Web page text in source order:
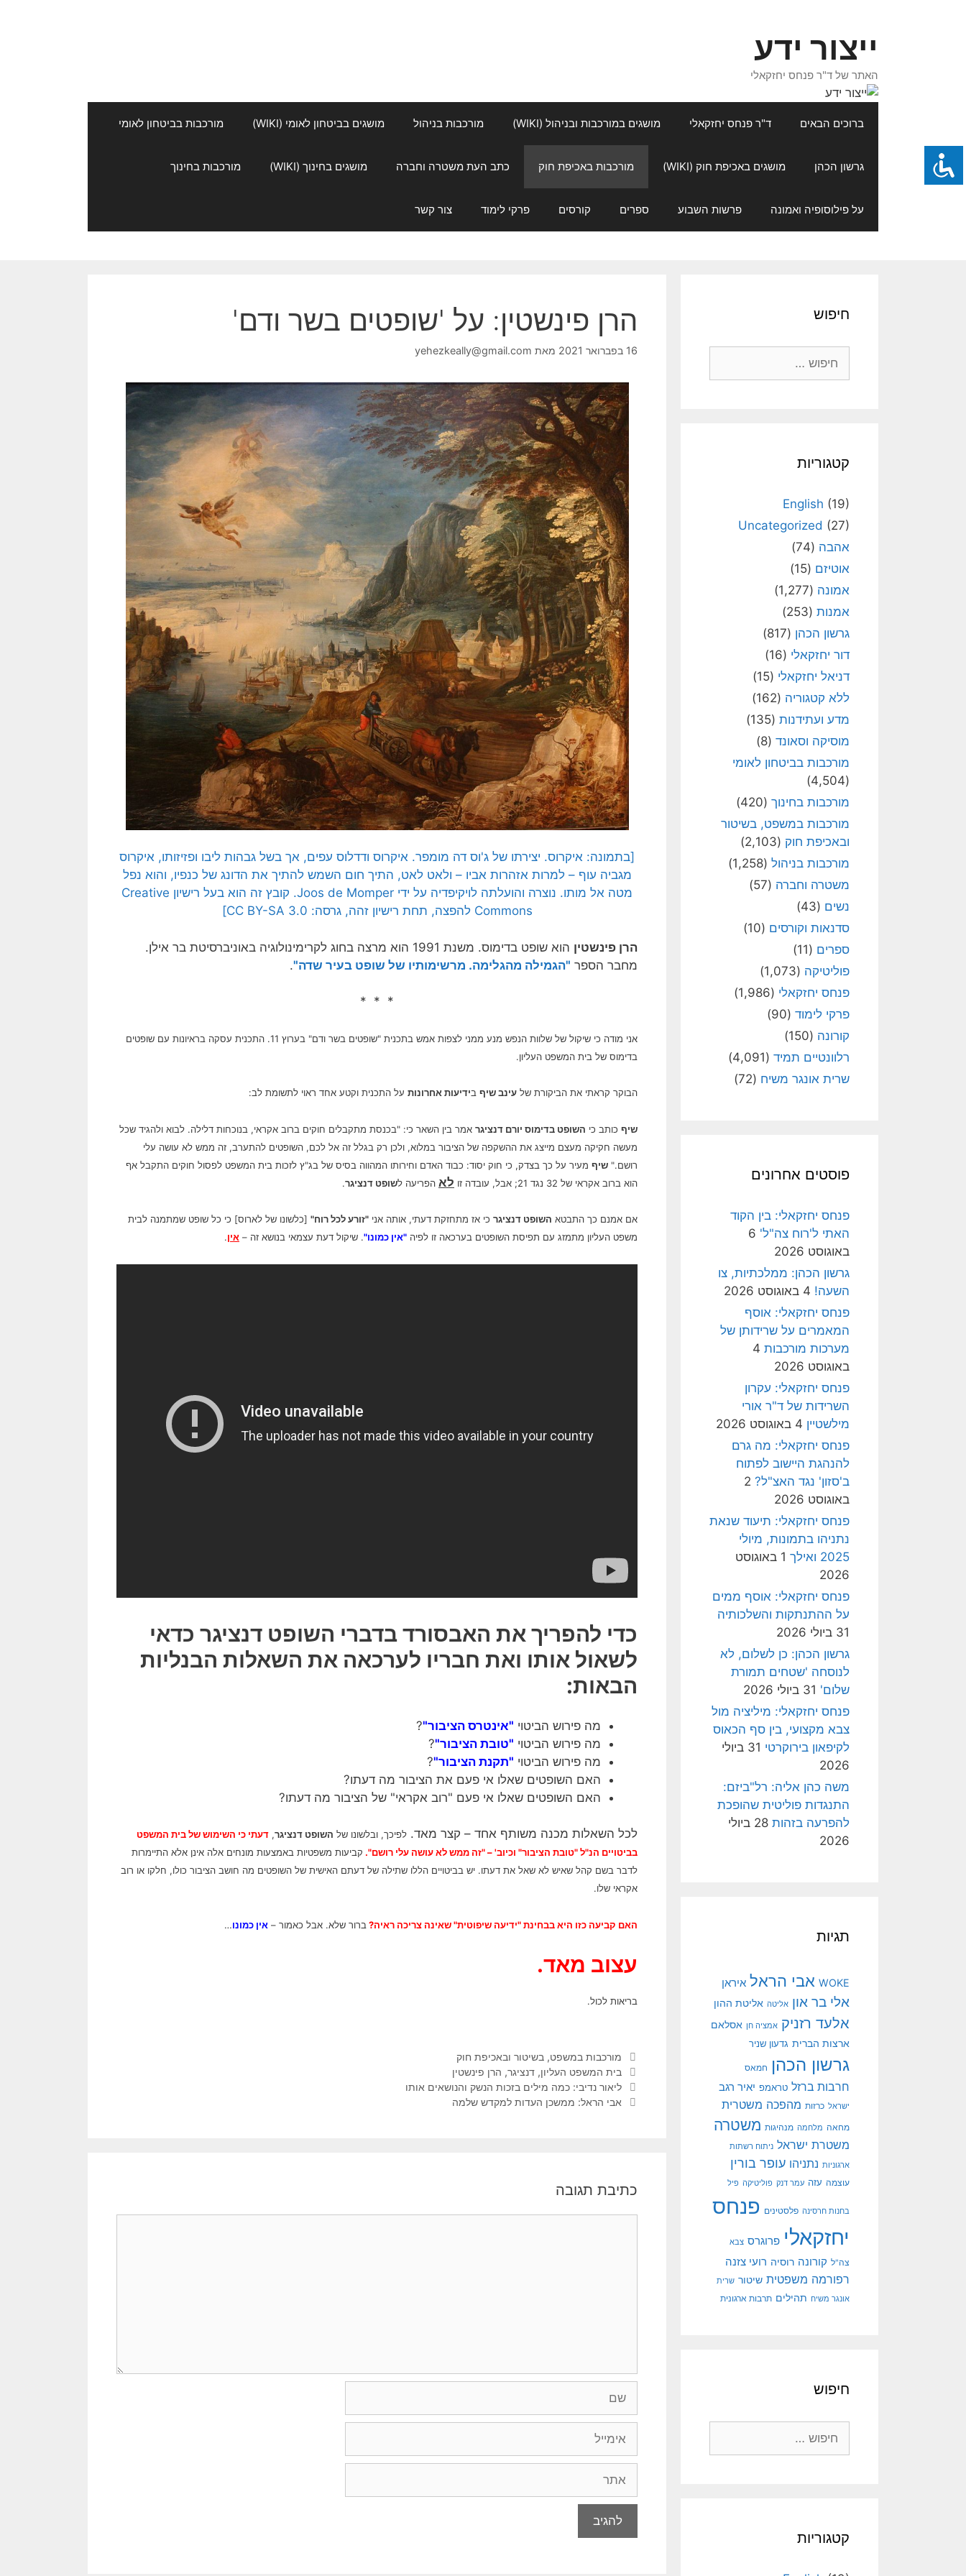
ייצור ידע
האתר של ד"ר פנחס יחזקאלי
ברוכים הבאים ד"ר פנחס יחזקאלי מושגים במורכבות ובניהול (WIKI) מורכבות בניהול מושגים בביטחון לאומי (WIKI) מורכבות בביטחון לאומי
גרשון הכהן מושגים באכיפת חוק (WIKI) מורכבות באכיפת חוק כתב העת משטרה וחברה מושגים בחינוך (WIKI) מורכבות בחינוך
על פילוסופיה ואמונה פרשות השבוע ספרים קורסים פרקי לימוד צור קשר
הרן פינשטין: על 'שופטים בשר ודם'
16 בפברואר 2021 מאת yehezkeally@gmail.com
[בתמונה: איקרוס. יצירתו של ג'וס דה מומפר. איקרוס ודדלוס עפים, אך בשל גבהות ליבו ופזיזותו, איקרוס
מגביה עוף – למרות אזהרות אביו – ולאט לאט, התיך חום השמש להתיך את הדונג של כנפיו, והוא נפל
מטה אל מותו. נוצרה והועלתה לויקיפדיה על ידי Joos de Momper. קובץ זה הוא בעל רישיון Creative
Commons להפצה, תחת רישיון זהה, גרסה: CC BY-SA 3.0]
הרן פינשטין
הוא שופט בדימוס. משנת 1991 הוא מרצה בחוג לקרימינולוגיה באוניברסיטת בר אילן.
מחבר הספר "הגמילה מהגלימה. מרשימותיו של שופט בעיר שדה".
* * *
אני מודה כי שיקול של שלוות הנפש מנע ממני לצפות אמש בתכנית "שופטים בשר ודם" בערוץ 11. התכנית עסקה בראיונות עם שופטים
בדימוס של בית המשפט העליון.
הבוקר קראתי את הביקורת של עינב שיף בידיעות אחרונות על התכנית וקטע אחד ראוי לתשומת לב:
שיף כותב כי השופט בדימוס יורם דנציגר אמר בין השאר כי: "בכנסת מתקבלים חוקים ברוב אקראי, בנוכחות דלילה. לבוא ולהגיד שכל
מעשה חקיקה מעצם מייצג את ההשקפה של הציבור במלוא, ולכן רק בגלל זה אל לכם, השופטים להתערב, זה ממש לא עושה עלי
רושם." שיף מעיר על כך בצדק, כי חוק יסוד: כבוד האדם וחירותו המהווה בסיס של בג"ץ לזכות בית המשפט לפסול חוקים התקבל אף
הוא ברוב אקראי של 32 נגד 21; אבל, עובדה זו
לא הפריעה לשופט דנציגר.
אם אמנם כך התבטא השופט דנציגר כי אז מתחזקת דעתי, אותה אני "זורע לכל רוח" [כלשונו של לארוס] כי כל שופט שמתמנה לבית
משפט העליון מתמזג עם תפיסת השופטים בערכאה זו לפיה "אין כמונו". שיקול דעת עצמאי בנושא זה – אין.
כדי להפריך את האבסורד בדברי השופט דנציגר כדאי
לשאול אותו ואת חבריו לערכאה את השאלות הבנליות
הבאות:
מה פירוש הביטוי "אינטרס הציבור"?
מה פירוש הביטוי "טובת הציבור"?
מה פירוש הביטוי "תקנת הציבור"?
האם השופטים שאלו אי פעם את הציבור מה דעתו?
האם השופטים שאלו אי פעם "רוב אקראי" של הציבור מה דעתו?
לכל השאלות מכנה משותף אחד – קצר מאד. לפיכך, ובלשונו של השופט דנציגר, דעתי כי השימוש של בית המשפט
בביטויים הנ"ל "טובת הציבור" וכיוב' – "זה ממש לא עושה עלי רושם". קביעות משפטיות באמצעות מונחים אלה אינן אלא התיימרות
לדבר בשם קהל שאיש לא שאל את דעתו. יש בביטויים הללו שתילה של דעתם האישית של השופטים מה חושב הציבור כולו, חלקו או רוב
אקראי שלו.
האם קביעה כזו היא בבחינת "ידיעה שיפוטית" שאינה צריכה ראיה? ברור שלא. אבל כאמור – אין כמונו…
עצוב מאד.
בריאות לכול.
קטגוריות
מורכבות במשפט, בשיטור ובאכיפת חוק
תגיות
בית המשפט העליון, דנציגר, הרן פינשטין
ליאור נדיבי: כמה מילים בזכות הנשק והנושאים אותו
אבי הראל: ממשכן העדות למקדש שלמה
כתיבת תגובה
חיפוש
קטגוריות
English (19)
Uncategorized (27)
אהבה (74)
אוטיזם (15)
אמונה (1,277)
אמנות (253)
גרשון הכהן (817)
דור יחזקאלי (16)
דניאל יחזקאלי (15)
ללא קטגוריה (162)
מדע ועתידנות (135)
מוסיקה וסאונד (8)
מורכבות בביטחון לאומי
(4,504)
מורכבות בחינוך (420)
מורכבות במשפט, בשיטור
ובאכיפת חוק (2,103)
מורכבות בניהול (1,258)
משטרה וחברה (57)
נשים (43)
סדנאות וקורסים (10)
ספרים (11)
פוליטיקה (1,073)
פנחס יחזקאלי (1,986)
פרקי לימוד (90)
קורונה (150)
רלוונטיים תמיד (4,091)
שרית אונגר משיח (72)
פוסטים אחרונים
פנחס יחזקאלי: בין הקוד
האתי ל'רוח צה"ל' 6
באוגוסט 2026
גרשון הכהן: ממלכתיות, צו
השעה! 4 באוגוסט 2026
פנחס יחזקאלי: אוסף
המאמרים על שרידותן של
מערכות מורכבות 4
באוגוסט 2026
פנחס יחזקאלי: עקרון
השרידות של ד"ר אורי
מילשטיין 4 באוגוסט 2026
פנחס יחזקאלי: מה גרם
להנהגת היישוב לפתוח
ב'סזון' נגד האצ"ל? 2
באוגוסט 2026
פנחס יחזקאלי: תיעוד שנאת
נתניהו בתמונות, מיולי
2025 ואילך
1 באוגוסט
2026
פנחס יחזקאלי: אוסף ממים
על ההתנתקות והשלכותיה
31 ביולי 2026
גרשון הכהן: כן לשלום, לא
לנוסחה 'שטחים תמורת
שלום' 31 ביולי 2026
פנחס יחזקאלי: מיליציה מול
צבא מקצועי, בין סף הכאוס
לקיפאון בירוקרטי
31 ביולי
2026
משה כהן אליה: רל"ביזם:
התנגדות פוליטית שהופכת
להפרעה בזהות
28 ביולי
2026
תגיות
WOKE אבי הראל איראן
אלי בר און אליטה אליטת ההון
אלעד רזניק אמציה חן אסלאם
ארצות הברית גדעון שניר
גרשון הכהן חמאס
חרבות ברזל טראמפ יאיר רגב
ישראל כרזות מהפכה משטרית
מחאה מלחמה מנהיגות משטרה
משטרת ישראל ניתוח רשתות
ארגוניות נתניהו עופר בורין
עוצמה עזה עמר דנק פוליטיקה פיל
בחנות חרסינה פלסטינים פנחס
יחזקאלי פרוגרס צבא
צה"ל קורונה רוסיה רועי צזנה
רפורמה משפטית שיטור שרית
אונגר משיח תהילים תרבות ארגונית
חיפוש
קטגוריות